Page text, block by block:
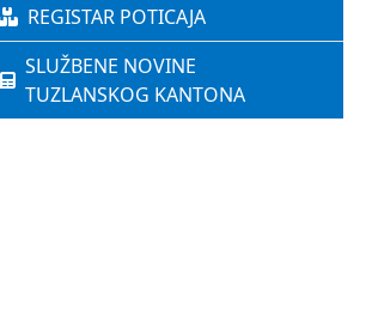
REGISTAR POTICAJA
SLUŽBENE NOVINE
TUZLANSKOG KANTONA